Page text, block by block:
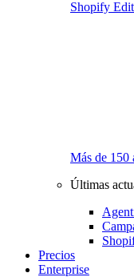
Shopify
Más de 150
Últimas
Precios
Enterprise